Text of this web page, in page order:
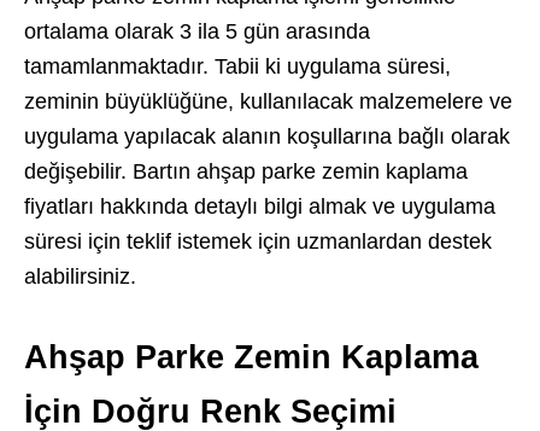
ortalama olarak 3 ila 5 gün arasında
tamamlanmaktadır. Tabii ki uygulama süresi,
zeminin büyüklüğüne, kullanılacak malzemelere ve
uygulama yapılacak alanın koşullarına bağlı olarak
değişebilir. Bartın ahşap parke zemin kaplama
fiyatları hakkında detaylı bilgi almak ve uygulama
süresi için teklif istemek için uzmanlardan destek
alabilirsiniz.
Ahşap Parke Zemin Kaplama
İçin Doğru Renk Seçimi